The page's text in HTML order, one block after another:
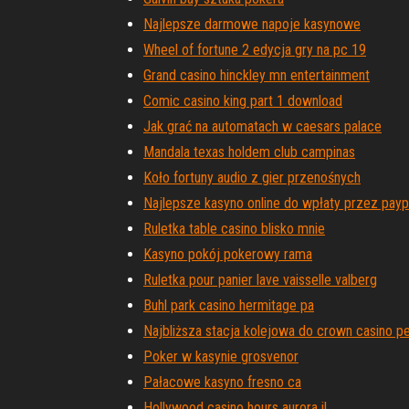
Najlepsze darmowe napoje kasynowe
Wheel of fortune 2 edycja gry na pc 19
Grand casino hinckley mn entertainment
Comic casino king part 1 download
Jak grać na automatach w caesars palace
Mandala texas holdem club campinas
Koło fortuny audio z gier przenośnych
Najlepsze kasyno online do wpłaty przez
Ruletka table casino blisko mnie
Kasyno pokój pokerowy rama
Ruletka pour panier lave vaisselle valberg
Buhl park casino hermitage pa
Najbliższa stacja kolejowa do crown casino
Poker w kasynie grosvenor
Pałacowe kasyno fresno ca